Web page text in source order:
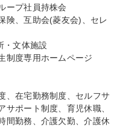
ープ社員持株会
険、互助会(菱友会)、セレ
・文体施設
制度専用ホームページ
、在宅勤務制度、セルフサ
サポート制度、育児休職、
間勤務、介護欠勤、介護休